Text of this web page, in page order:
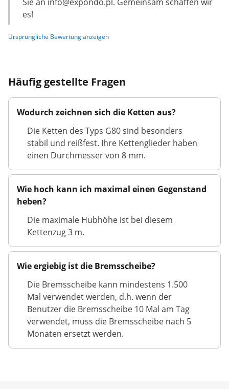
es!
Ursprüngliche Bewertung anzeigen
Häufig gestellte Fragen
Wodurch zeichnen sich die Ketten aus?
Die Ketten des Typs G80 sind besonders
stabil und reißfest. Ihre Kettenglieder haben
einen Durchmesser von 8 mm.
Wie hoch kann ich maximal einen Gegenstand
heben?
Die maximale Hubhöhe ist bei diesem
Kettenzug 3 m.
Wie ergiebig ist die Bremsscheibe?
Die Bremsscheibe kann mindestens 1.500
Mal verwendet werden, d.h. wenn der
Benutzer die Bremsscheibe 10 Mal am Tag
verwendet, muss die Bremsscheibe nach 5
Monaten ersetzt werden.